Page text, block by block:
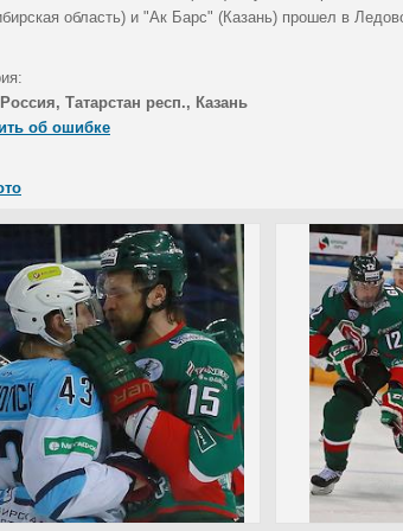
область) и "Ак Барс" (Казань) прошел в
Россия, Татарстан респ., Казань
об ошибке